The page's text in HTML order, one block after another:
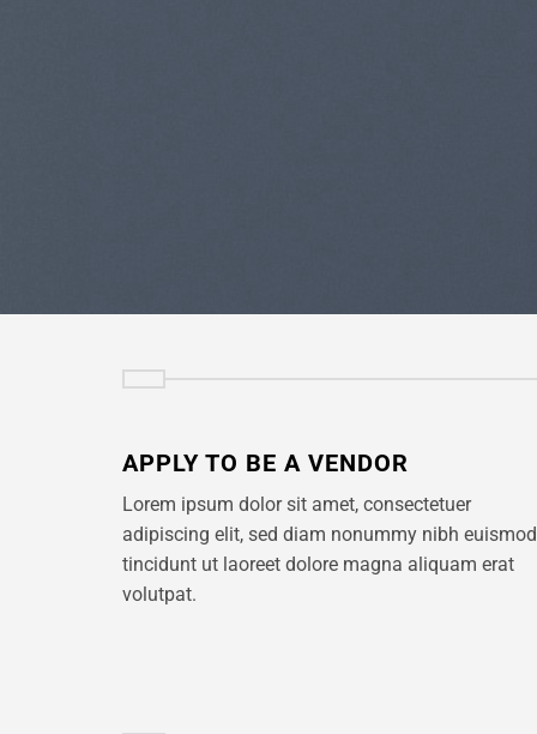
APPLY TO BE A VENDOR
Lorem ipsum dolor sit amet, consectetuer
adipiscing elit, sed diam nonummy nibh euismod
tincidunt ut laoreet dolore magna aliquam erat
volutpat.